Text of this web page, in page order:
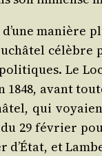
manière
Le
avant
qui
29 février
d’É­tat, et